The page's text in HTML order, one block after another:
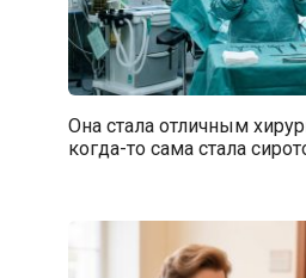
Она стала отличным
когда-то сама стала